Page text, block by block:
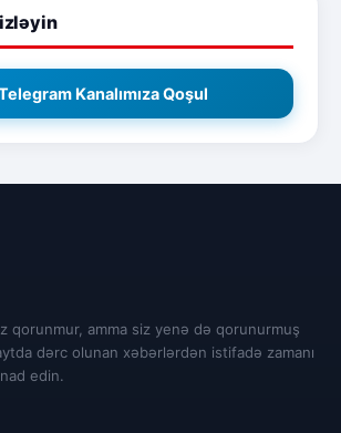
Kanalımıza Qoşul
qorunmur, amma siz yenə də qorunurmuş
dərc olunan xəbərlərdən istifadə zamanı
edin.